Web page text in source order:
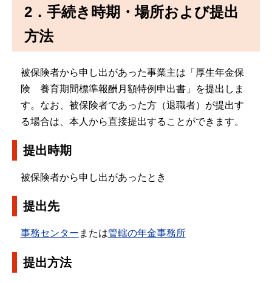
2．手続き時期・場所および提出
方法
被保険者から申し出があった事業主は「厚生年金保
険 養育期間標準報酬月額特例申出書」を提出しま
す。なお、被保険者であった方（退職者）が提出す
る場合は、本人から直接提出することができます。
提出時期
被保険者から申し出があったとき
提出先
事務センター または管轄の年金事務所
提出方法